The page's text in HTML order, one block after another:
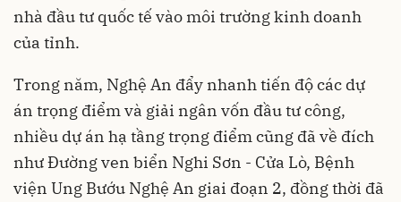
nhà đầu tư quốc tế vào môi trường kinh doanh
của tỉnh.
Trong năm, Nghệ An đẩy nhanh tiến độ các dự
án trọng điểm và giải ngân vốn đầu tư công,
nhiều dự án hạ tầng trọng điểm cũng đã về đích
như Đường ven biển Nghi Sơn - Cửa Lò, Bệnh
viện Ung Bướu Nghệ An giai đoạn 2, đồng thời đã